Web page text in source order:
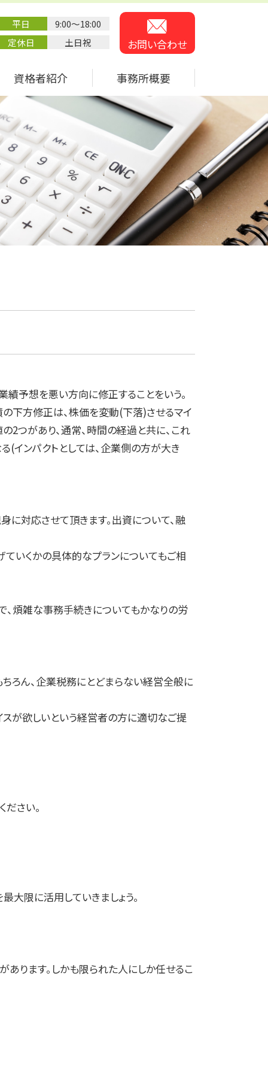
平日
9:00～18:00
定休日
土日祝 お問い合わせ
資格者紹介 事務所概要
予想を悪い方向に修正することをいう。
下方修正は、株価を変動(下落)させるマイ
つがあり、通常、時間の経過と共に、これ
インパクトとしては、企業側の方が大き
に対応させて頂きます。出資について、融
いくかの具体的なプランについてもご相
煩雑な事務手続きについてもかなりの労
ろん、企業税務にとどまらない経営全般に
スが欲しいという経営者の方に適切なご提
さい。
大限に活用していきましょう。
ります。しかも限られた人にしか任せるこ